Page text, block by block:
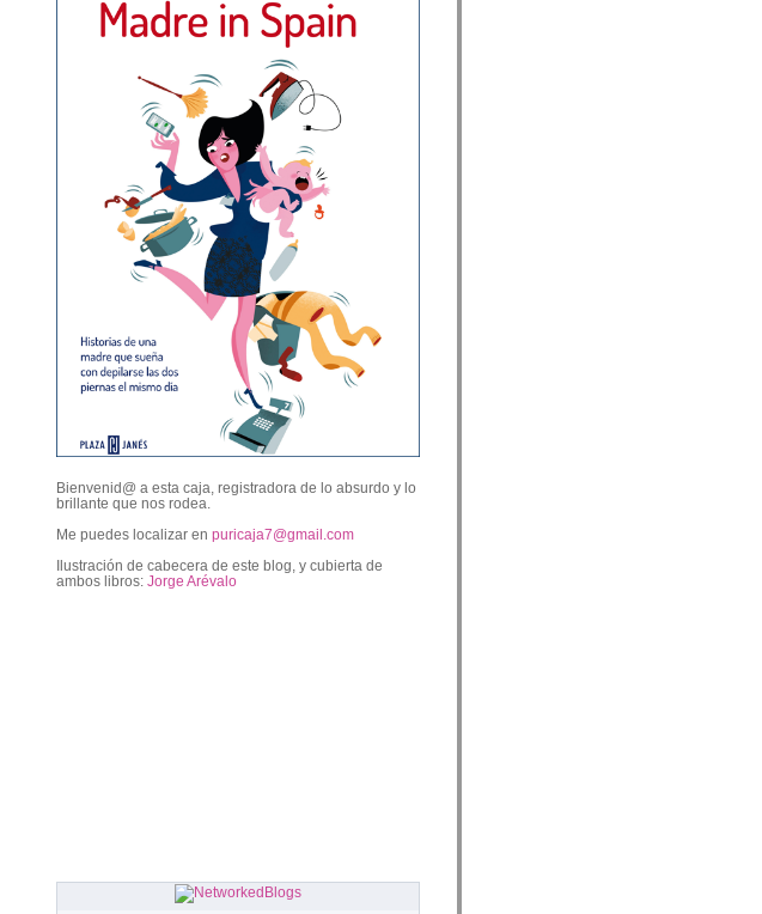
Bienvenid@ a esta caja, registradora de lo absurdo y lo
brillante que nos rodea.
Me puedes localizar en puricaja7@gmail.com
Ilustración de cabecera de este blog, y cubierta de
ambos libros: Jorge Arévalo